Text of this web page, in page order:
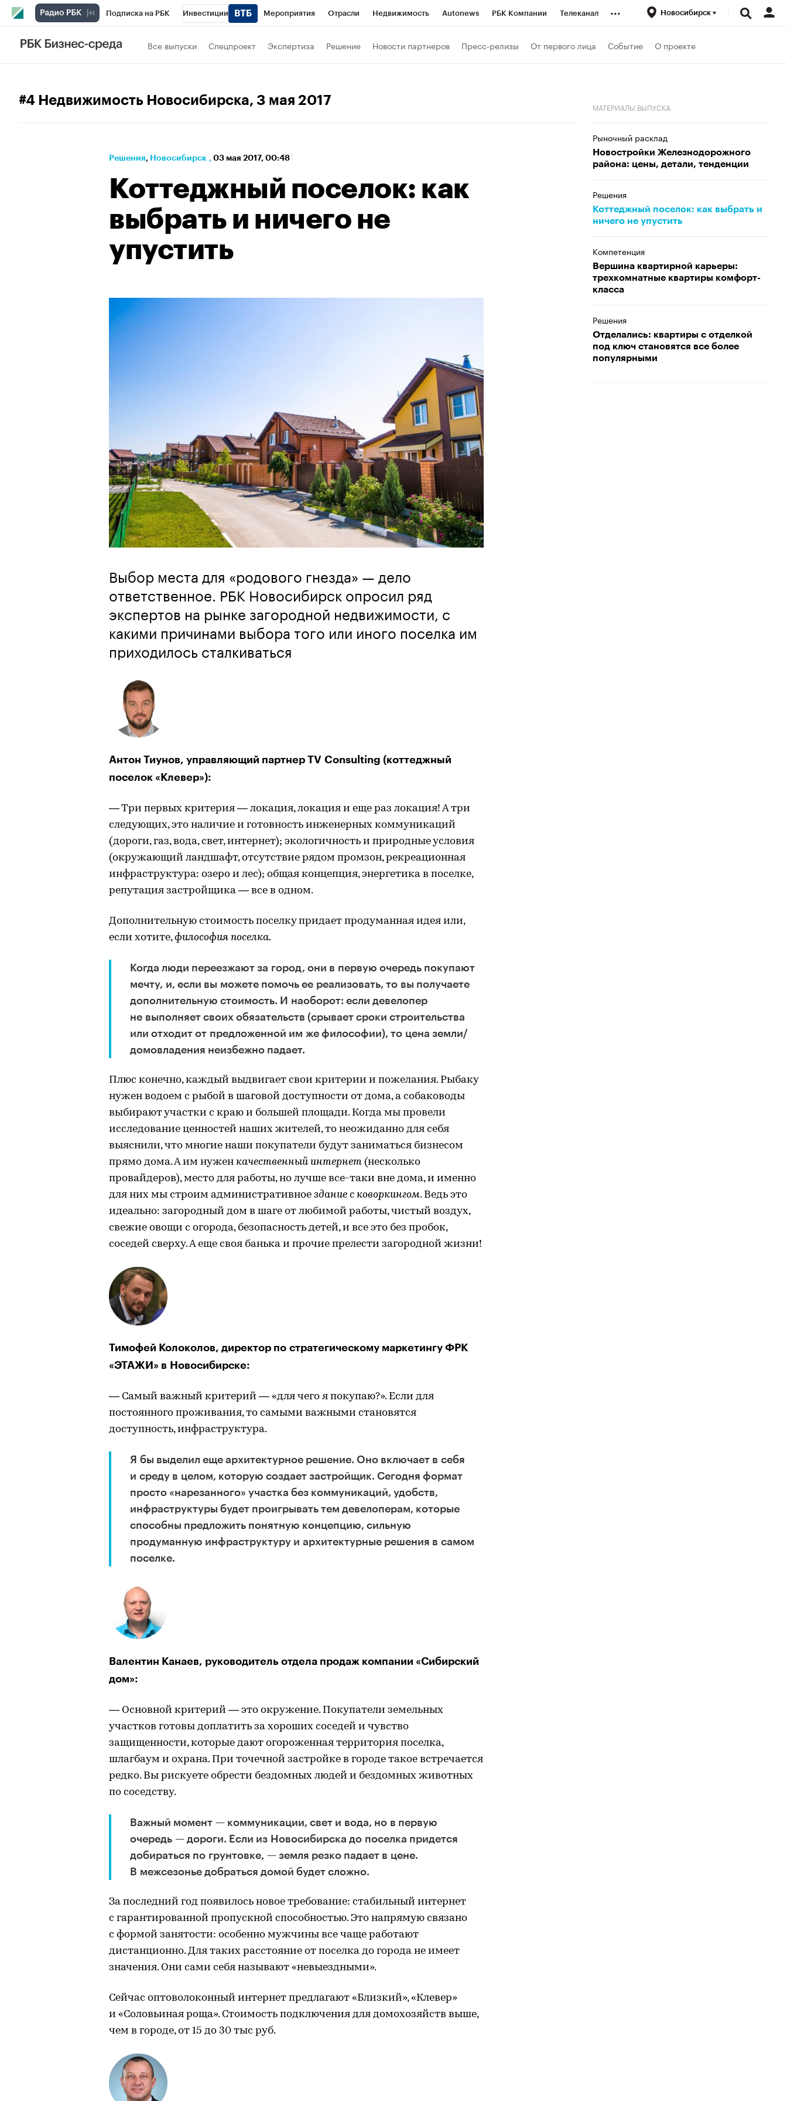
Подписка на РБК Инвестиции Мероприятия Отрасли Недвижимость Autonews РБК Компании Телеканал
РБК Вино
Франшизы
... Новосибирск
Все выпуски Спецпроект Экспертиза Решение Новости партнеров Пресс-релизы От первого лица Событие О проекте
#4 Недвижимость Новосибирска, 3 мая 2017
Решения⁠, Новосибирск , 03 мая 2017, 00:48
Коттеджный поселок: как
выбрать и ничего не
упустить
Выбор места для «родового гнезда» — дело
ответственное. РБК Новосибирск опросил ряд
экспертов на рынке загородной недвижимости, с
какими причинами выбора того или иного поселка им
приходилось сталкиваться
Антон Тиунов, управляющий партнер TV Consulting (коттеджный
поселок «Клевер»):
— Три первых критерия — локация, локация и еще раз локация! А три
следующих, это наличие и готовность инженерных коммуникаций
(дороги, газ, вода, свет, интернет); экологичность и природные условия
(окружающий ландшафт, отсутствие рядом промзон, рекреационная
инфраструктура: озеро и лес); общая концепция, энергетика в поселке,
репутация застройщика — все в одном.
Дополнительную стоимость поселку придает продуманная идея или,
если хотите,философия поселка.
Когда люди переезжают за город, они в первую очередь покупают
мечту, и, если вы можете помочь ее реализовать, то вы получаете
дополнительную стоимость. И наоборот: если девелопер
не выполняет своих обязательств (срывает сроки строительства
или отходит от предложенной им же философии), то цена земли/
домовладения неизбежно падает.
Плюс конечно, каждый выдвигает свои критерии и пожелания. Рыбаку
нужен водоем с рыбой в шаговой доступности от дома, а собаководы
выбирают участки с краю и большей площади. Когда мы провели
исследование ценностей наших жителей, то неожиданно для себя
выяснили, что многие наши покупатели будут заниматься бизнесом
прямо дома. А им нужен качественный интернет (несколько
провайдеров), место для работы, но лучше все-таки вне дома, и именно
для них мы строим административное здание с коворкингом. Ведь это
идеально: загородный дом в шаге от любимой работы, чистый воздух,
свежие овощи с огорода, безопасность детей, и все это без пробок,
соседей сверху. А еще своя банька и прочие прелести загородной жизни!
Тимофей Колоколов, директор по стратегическому маркетингу ФРК
«ЭТАЖИ» в Новосибирске:
— Самый важный критерий — «для чего я покупаю?». Если для
постоянного проживания, то самыми важными становятся
доступность, инфраструктура.
Я бы выделил еще архитектурное решение. Оно включает в себя
и среду в целом, которую создает застройщик. Сегодня формат
просто «нарезанного» участка без коммуникаций, удобств,
инфраструктуры будет проигрывать тем девелоперам, которые
способны предложить понятную концепцию, сильную
продуманную инфраструктуру и архитектурные решения в самом
поселке.
Валентин Канаев, руководитель отдела продаж компании «Сибирский
дом»:
— Основной критерий — это окружение. Покупатели земельных
участков готовы доплатить за хороших соседей и чувство
защищенности, которые дают огороженная территория поселка,
шлагбаум и охрана. При точечной застройке в городе такое встречается
редко. Вы рискуете обрести бездомных людей и бездомных животных
по соседству.
Важный момент — коммуникации, свет и вода, но в первую
очередь — дороги. Если из Новосибирска до поселка придется
добираться по грунтовке, — земля резко падает в цене.
В межсезонье добраться домой будет сложно.
За последний год появилось новое требование: стабильный интернет
с гарантированной пропускной способностью. Это напрямую связано
с формой занятости: особенно мужчины все чаще работают
дистанционно. Для таких расстояние от поселка до города не имеет
значения. Они сами себя называют «невыездными».
Сейчас оптоволоконный интернет предлагают «Близкий», «Клевер»
и «Соловьиная роща». Стоимость подключения для домохозяйств выше,
чем в городе, от 15 до 30 тыс руб.
МАТЕРИАЛЫ ВЫПУСКА
Рыночный расклад
Новостройки Железнодорожного
района: цены, детали, тенденции
Решения
Коттеджный поселок: как выбрать и
ничего не упустить
Компетенция
Вершина квартирной карьеры:
трехкомнатные квартиры комфорт-
класса
Решения
Отделались: квартиры с отделкой
под ключ становятся все более
популярными